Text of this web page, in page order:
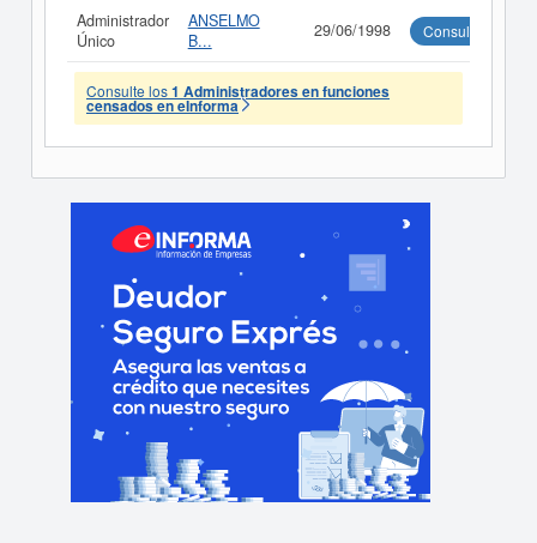
Administrador
Único
ANSELMO
B...
29/06/1998 Consultar
Consulte los1 Administradores en funciones
censados en eInforma